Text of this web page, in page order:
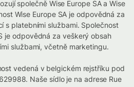
společně Wise Europe SA a Wise
Wise Europe SA je odpovědná za
s platebními službami. Společnost
je odpovědná za veškerý obsah
službami, včetně marketingu.
vedená v belgickém rejstříku pod
Naše sídlo je na adrese Rue